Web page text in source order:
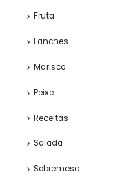
Fruta
Lanches
Marisco
Peixe
Receitas
Salada
Sobremesa